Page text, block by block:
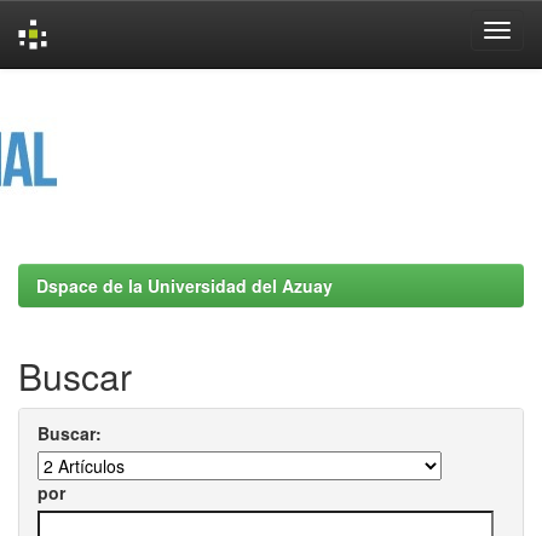
Dspace de la Universidad del Azuay
Buscar
Buscar:
por